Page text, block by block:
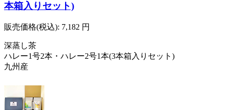
本箱入りセット)
販売価格(税込): 7,182 円
深蒸し茶
ハレー1号2本・ハレー2号1本(3本箱入りセット)
九州産